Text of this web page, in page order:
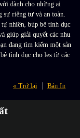
dành cho những ai
sự riêng tư và an toàn.
nhiên, búp bê tình dục
giúp giải quyết các nhu
đang tìm kiếm một sản
tình dục cho les từ các
Bản In
« Trở lại